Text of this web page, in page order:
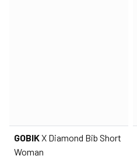
GOBIKX Diamond Bib Short
Woman